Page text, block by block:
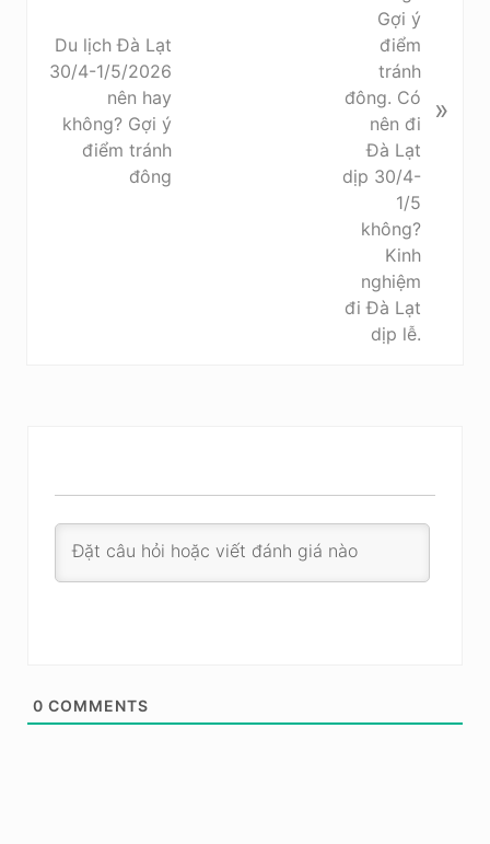
Du lịch Đà Lạt
30/4-1/5/2026
nên hay
không? Gợi ý
điểm tránh
đông
»
0 COMMENTS